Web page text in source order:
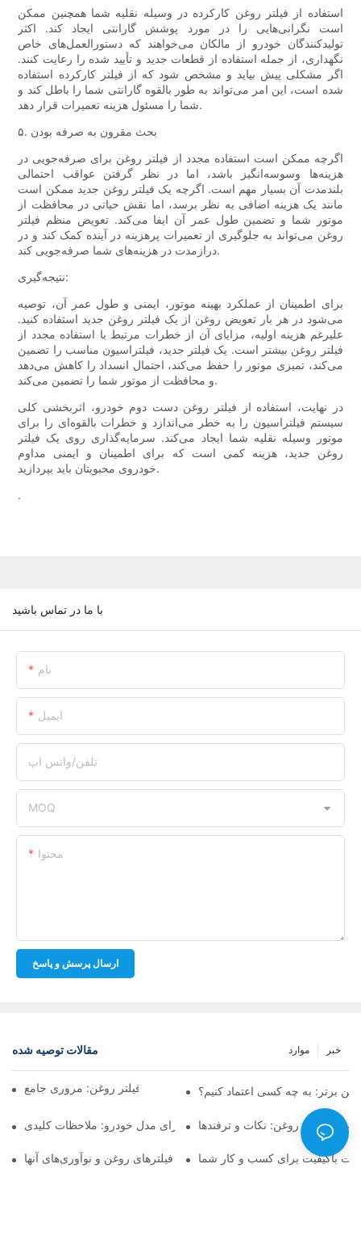
استفاده از فیلتر روغن کارکرده در وسیله نقلیه شما همچنین ممکن
است نگرانی‌هایی را در مورد پوشش گارانتی ایجاد کند. اکثر
تولیدکنندگان خودرو از مالکان می‌خواهند که دستورالعمل‌های خاص
نگهداری، از جمله استفاده از قطعات جدید و تأیید شده را رعایت کنند.
اگر مشکلی پیش بیاید و مشخص شود که از فیلتر کارکرده استفاده
شده است، این امر می‌تواند به طور بالقوه گارانتی شما را باطل کند و
شما را مسئول هزینه تعمیرات قرار دهد.
۵. بحث مقرون به صرفه بودن
اگرچه ممکن است استفاده مجدد از فیلتر روغن برای صرفه‌جویی در
هزینه‌ها وسوسه‌انگیز باشد، اما در نظر گرفتن عواقب احتمالی
بلندمدت آن بسیار مهم است. اگرچه یک فیلتر روغن جدید ممکن است
مانند یک هزینه اضافی به نظر برسد، اما نقش حیاتی در محافظت از
موتور شما و تضمین طول عمر آن ایفا می‌کند. تعویض منظم فیلتر
روغن می‌تواند به جلوگیری از تعمیرات پرهزینه در آینده کمک کند و در
درازمدت در هزینه‌های شما صرفه‌جویی کند.
نتیجه‌گیری:
برای اطمینان از عملکرد بهینه موتور، ایمنی و طول عمر آن، توصیه
می‌شود در هر بار تعویض روغن از یک فیلتر روغن جدید استفاده کنید.
علیرغم هزینه اولیه، مزایای آن از خطرات مرتبط با استفاده مجدد از
فیلتر روغن بیشتر است. یک فیلتر جدید، فیلتراسیون مناسب را تضمین
می‌کند، تمیزی موتور را حفظ می‌کند، احتمال انسداد را کاهش می‌دهد
و محافظت از موتور شما را تضمین می‌کند.
در نهایت، استفاده از فیلتر روغن دست دوم خودرو، اثربخشی کلی
سیستم فیلتراسیون را به خطر می‌اندازد و خطرات بالقوه‌ای را برای
موتور وسیله نقلیه شما ایجاد می‌کند. سرمایه‌گذاری روی یک فیلتر
روغن جدید، هزینه کمی است که برای اطمینان و ایمنی مداوم
خودروی محبوبتان باید بپردازید.
.
با ما در تماس باشید
نام
ایمیل
تلفن/واتس اپ
MOQ
محتوا
ارسال پرسش و پاسخ
مقالات توصیه شده خبر موارد
شرکت‌های برتر تولیدکننده فیلتر روغن: مروری جامعبرتر: به چه کسی اعتماد کنیم؟
انتخاب فیلتر روغن مناسب برای مدل خودرو: ملاحظات کلیدی
فیلتر روغن: نکات و ترفندها
نگاهی به تولیدکنندگان پیشرو فیلترهای روغن و نوآوری‌های آنها
باکیفیت برای کسب و کار شما